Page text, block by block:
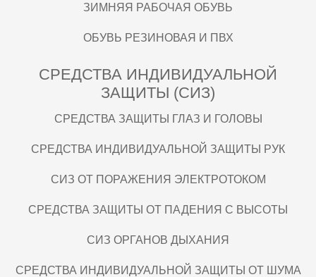
ЗИМНЯЯ РАБОЧАЯ ОБУВЬ
ОБУВЬ РЕЗИНОВАЯ И ПВХ
СРЕДСТВА ИНДИВИДУАЛЬНОЙ
ЗАЩИТЫ (СИЗ)
СРЕДСТВА ЗАЩИТЫ ГЛАЗ И ГОЛОВЫ
СРЕДСТВА ИНДИВИДУАЛЬНОЙ ЗАЩИТЫ РУК
СИЗ ОТ ПОРАЖЕНИЯ ЭЛЕКТРОТОКОМ
СРЕДСТВА ЗАЩИТЫ ОТ ПАДЕНИЯ С ВЫСОТЫ
СИЗ ОРГАНОВ ДЫХАНИЯ
СРЕДСТВА ИНДИВИДУАЛЬНОЙ ЗАЩИТЫ ОТ ШУМА